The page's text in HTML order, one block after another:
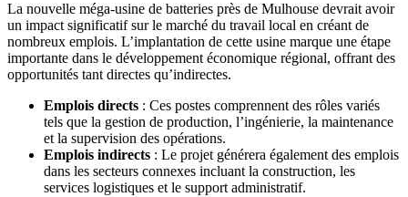
La nouvelle méga-usine de batteries près de Mulhouse devrait avoir
un impact significatif sur le marché du travail local en créant de
nombreux emplois. L’implantation de cette usine marque une étape
importante dans le développement économique régional, offrant des
opportunités tant directes qu’indirectes.
Emplois directs : Ces postes comprennent des rôles variés
tels que la gestion de production, l’ingénierie, la maintenance
et la supervision des opérations.
Emplois indirects : Le projet générera également des emplois
dans les secteurs connexes incluant la construction, les
services logistiques et le support administratif.